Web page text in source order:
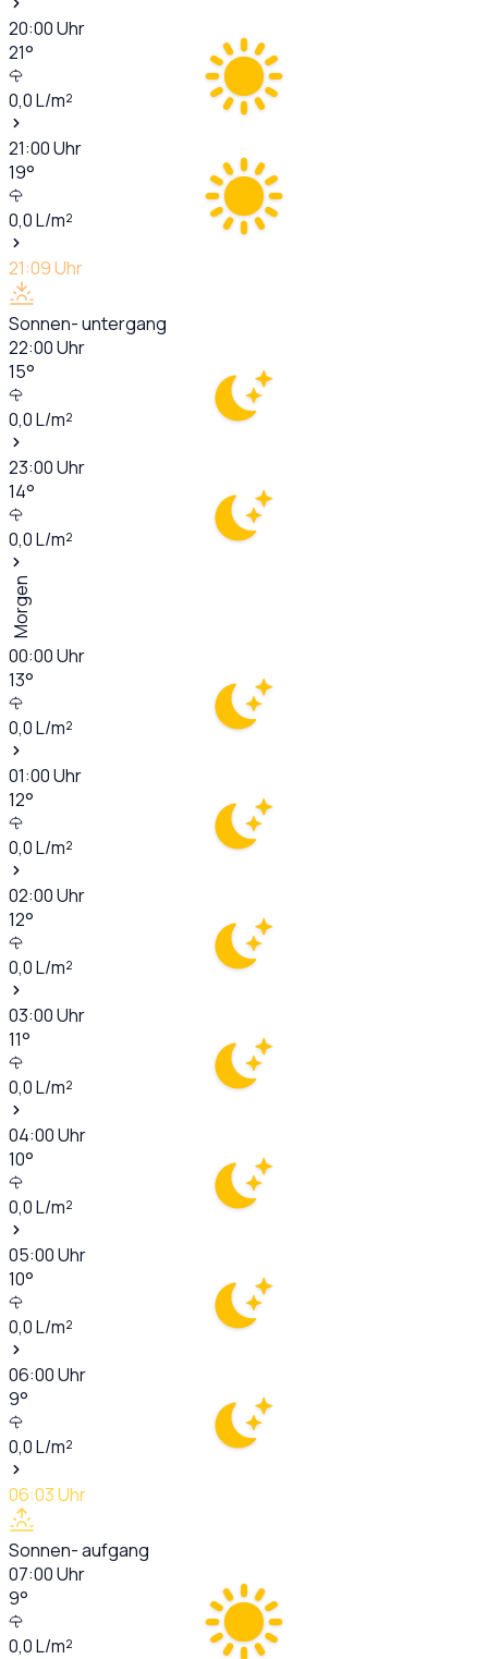
20:00Uhr
21°
0,0L/m²
21:00Uhr
19°
0,0L/m²
21:09Uhr
Sonnen- untergang
22:00Uhr
15°
0,0L/m²
23:00Uhr
14°
0,0L/m²
Morgen
00:00Uhr
13°
0,0L/m²
01:00Uhr
12°
0,0L/m²
02:00Uhr
12°
0,0L/m²
03:00Uhr
11°
0,0L/m²
04:00Uhr
10°
0,0L/m²
05:00Uhr
10°
0,0L/m²
06:00Uhr
9°
0,0L/m²
06:03Uhr
Sonnen- aufgang
07:00Uhr
9°
0,0L/m²